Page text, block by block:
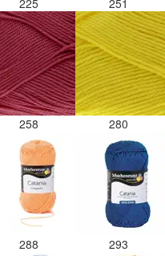
225 251
258 280
288 293